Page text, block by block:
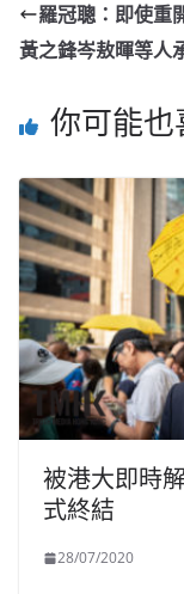
羅冠聰：即使重
黃之鋒岑敖暉等人
你可能也
被港大即時
式終結
28/07/2020